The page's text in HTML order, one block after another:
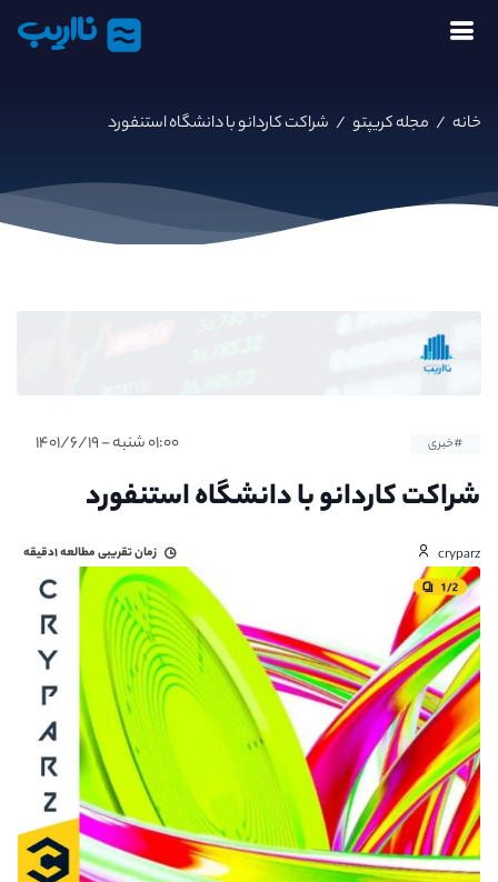
نااریب
خانه / مجله کریپتو / شراکت کاردانو با دانشگاه استنفورد
#خبری ۰۱:۰۰ شنبه - ۱۴۰۱/۶/۱۹
شراکت کاردانو با دانشگاه استنفورد
cryparz زمان تقریبی مطالعه۱دقیقه